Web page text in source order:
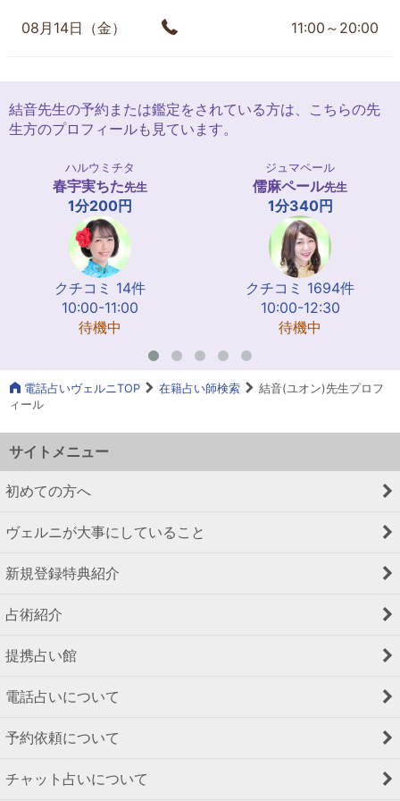
08月14日（金） 11:00～20:00
結音先生の予約または鑑定をされている方は、こちらの先
生方のプロフィールも見ています。
ハルウミチタ
春宇実ちた先生
1分200円
クチコミ 14件
10:00-11:00
待機中
ジュマペール
儒麻ペール先生
1分340円
クチコミ 1694件
10:00-12:30
待機中
電話占いヴェルニTOP 在籍占い師検索
結音(ユオン)先生プロフ
ィール
サイトメニュー
初めての方へ
ヴェルニが大事にしていること
新規登録特典紹介
占術紹介
提携占い館
電話占いについて
予約依頼について
チャット占いについて